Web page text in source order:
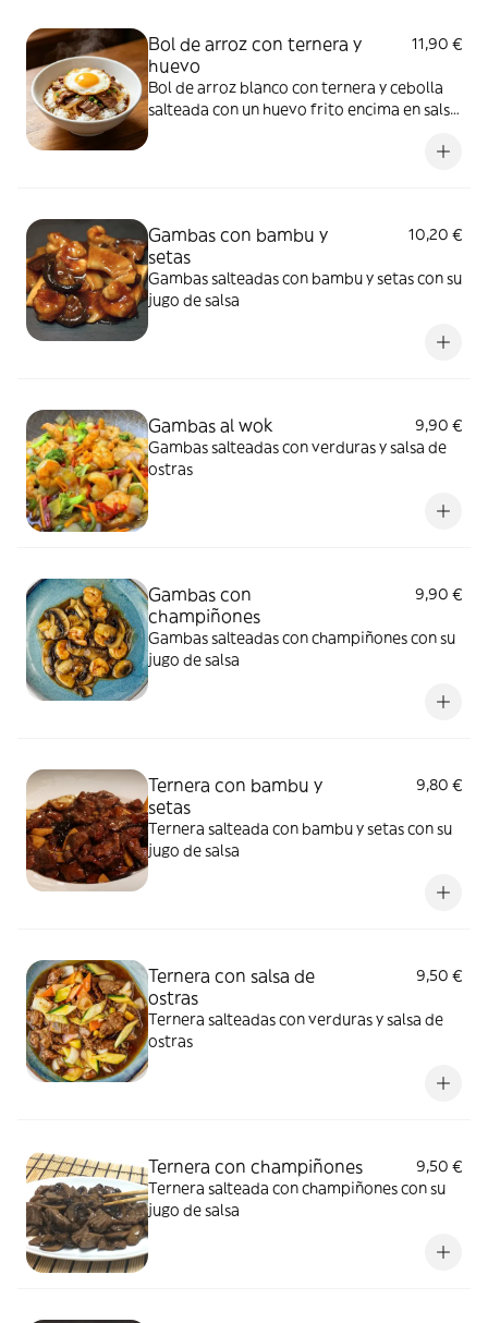
Bol de arroz con ternera y
huevo
11,90 €
Bol de arroz blanco con ternera y cebolla
salteada con un huevo frito encima en salsa
Gambas con bambu y
setas
10,20 €
Gambas salteadas con bambu y setas con su
jugo de salsa
Gambas al wok
9,90 €
Gambas salteadas con verduras y salsa de
ostras
Gambas con
champiñones
9,90 €
Gambas salteadas con champiñones con su
jugo de salsa
Ternera con bambu y
setas
9,80 €
Ternera salteada con bambu y setas con su
jugo de salsa
Ternera con salsa de
ostras
9,50 €
Ternera salteadas con verduras y salsa de
ostras
Ternera con champiñones
9,50 €
Ternera salteada con champiñones con su
jugo de salsa